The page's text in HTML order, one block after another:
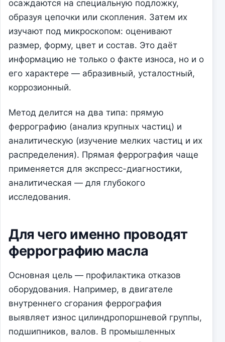
осаждаются на специальную подложку,
образуя цепочки или скопления. Затем их
изучают под микроскопом: оценивают
размер, форму, цвет и состав. Это даёт
информацию не только о факте износа, но и о
его характере — абразивный, усталостный,
коррозионный.
Метод делится на два типа: прямую
феррографию (анализ крупных частиц) и
аналитическую (изучение мелких частиц и их
распределения). Прямая феррография чаще
применяется для экспресс-диагностики,
аналитическая — для глубокого
исследования.
Для чего именно проводят
феррографию масла
Основная цель — профилактика отказов
оборудования. Например, в двигателе
внутреннего сгорания феррография
выявляет износ цилиндропоршневой группы,
подшипников, валов. В промышленных